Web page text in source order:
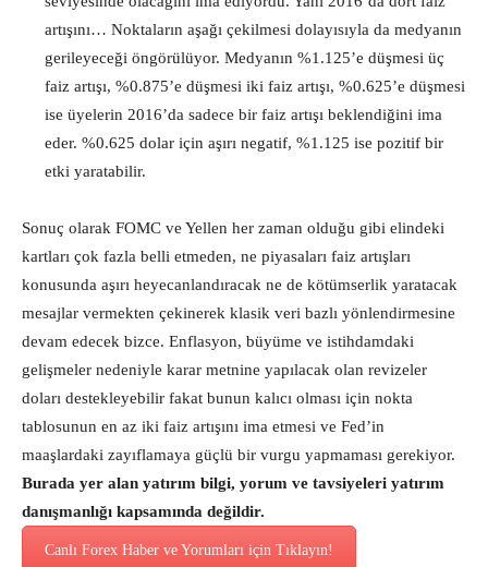
artışını… Noktaların aşağı çekilmesi dolayısıyla da medyanın
gerileyeceği öngörülüyor. Medyanın %1.125’e düşmesi üç
faiz artışı, %0.875’e düşmesi iki faiz artışı, %0.625’e düşmesi
ise üyelerin 2016’da sadece bir faiz artışı beklendiğini ima
eder. %0.625 dolar için aşırı negatif, %1.125 ise pozitif bir
etki yaratabilir.
Sonuç olarak FOMC ve Yellen her zaman olduğu gibi elindeki
kartları çok fazla belli etmeden, ne piyasaları faiz artışları
konusunda aşırı heyecanlandıracak ne de kötümserlik yaratacak
mesajlar vermekten çekinerek klasik veri bazlı yönlendirmesine
devam edecek bizce. Enflasyon, büyüme ve istihdamdaki
gelişmeler nedeniyle karar metnine yapılacak olan revizeler
doları destekleyebilir fakat bunun kalıcı olması için nokta
tablosunun en az iki faiz artışını ima etmesi ve Fed’in
maaşlardaki zayıflamaya güçlü bir vurgu yapmaması gerekiyor.
Burada yer alan yatırım bilgi, yorum ve tavsiyeleri yatırım
danışmanlığı kapsamında değildir.
Canlı Forex Haber ve Yorumları için Tıklayın!